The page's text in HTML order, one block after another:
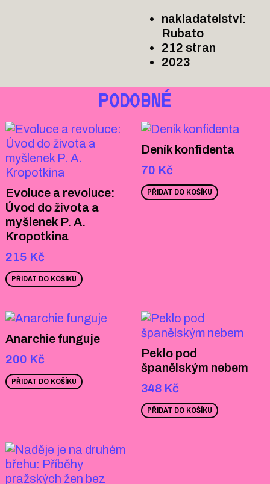
nakladatelství:
Rubato
212 stran
2023
PODOBNÉ
Evoluce a revoluce:
Úvod do života a
myšlenek P. A.
Kropotkina
215 Kč
PŘIDAT DO KOŠÍKU
Deník konfidenta
70 Kč
PŘIDAT DO KOŠÍKU
Anarchie funguje
200 Kč
PŘIDAT DO KOŠÍKU
Peklo pod
španělským nebem
348 Kč
PŘIDAT DO KOŠÍKU